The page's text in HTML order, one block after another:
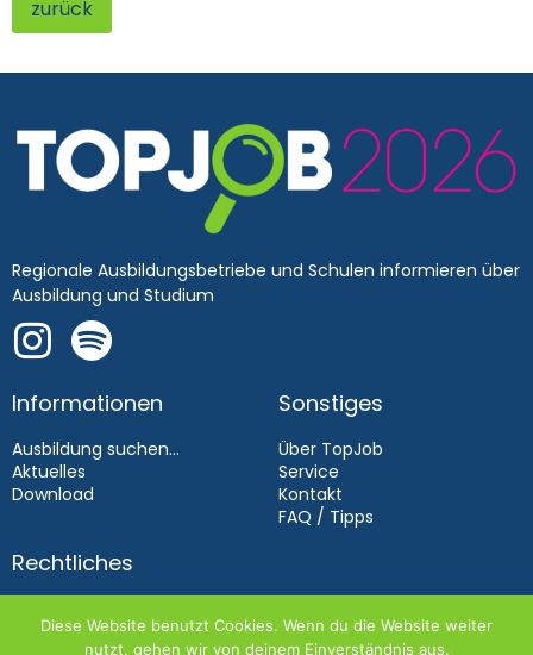
zurück
Regionale Ausbildungsbetriebe und Schulen informieren über
Ausbildung und Studium
Informationen
Ausbildung suchen...
Aktuelles
Download
Sonstiges
Über TopJob
Service
Kontakt
FAQ / Tipps
Rechtliches
Datenschutz
Diese Website benutzt Cookies. Wenn du die Website weiter
nutzt, gehen wir von deinem Einverständnis aus.